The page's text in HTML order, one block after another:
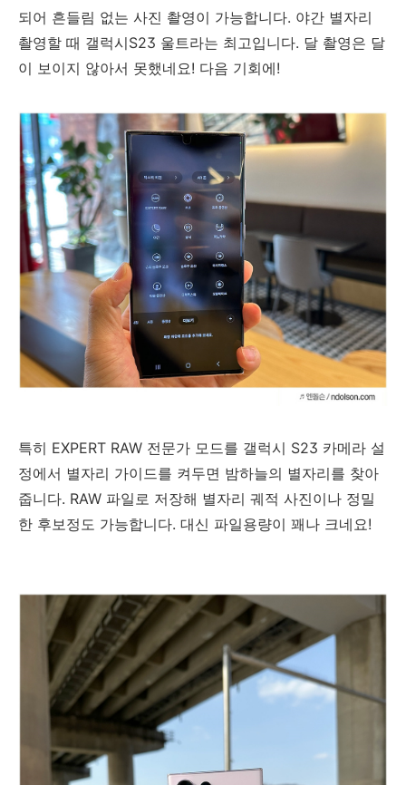
되어 흔들림 없는 사진 촬영이 가능합니다. 야간 별자리
촬영할 때 갤럭시S23 울트라는 최고입니다. 달 촬영은 달
이 보이지 않아서 못했네요! 다음 기회에!
특히 EXPERT RAW 전문가 모드를 갤럭시 S23 카메라 설
정에서 별자리 가이드를 켜두면 밤하늘의 별자리를 찾아
줍니다. RAW 파일로 저장해 별자리 궤적 사진이나 정밀
한 후보정도 가능합니다. 대신 파일용량이 꽤나 크네요!